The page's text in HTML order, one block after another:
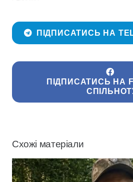
ПІДПИСАТИСЬ НА
ПІДПИСАТИСЬ НА
Схожі матеріали